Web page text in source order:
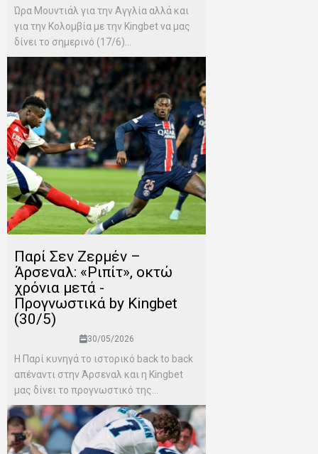
Ώρα Μουντιάλ για την Αγγλία αλλά και
για την Κολομβία με την Kingbet να μας
δίνει το σημερινό (17/6)...
Παρί Σεν Ζερμέν –
Άρσεναλ: «Ριπίτ», οκτώ
χρόνια μετά -
Προγνωστικά by Kingbet
(30/5)
30/05/2026
Η Παρί κυνηγά το ιστορικό back to back
απέναντι στην Άρσεναλ και η Kingbet
μας δίνει το προγνωστικό της...